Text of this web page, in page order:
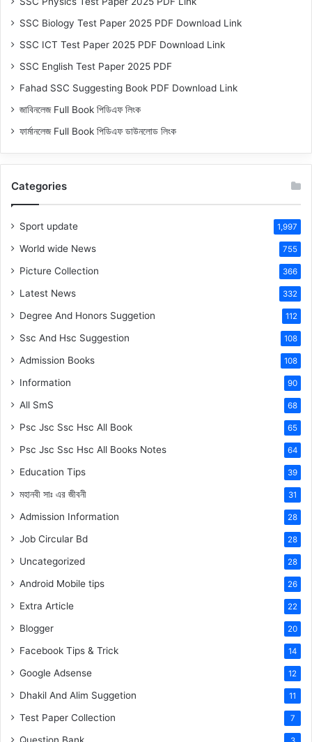
SSC Biology Test Paper 2025 PDF Download Link
SSC ICT Test Paper 2025 PDF Download Link
SSC English Test Paper 2025 PDF
Fahad SSC Suggesting Book PDF Download Link
জাবিনলেজ Full Book পিডিএফ লিংক
ফার্মানলেজ Full Book পিডিএফ ডাউনলোড লিংক
Categories
Sport update 1,997
World wide News 755
Picture Collection 366
Latest News 332
Degree And Honors Suggetion 112
Ssc And Hsc Suggestion 108
Admission Books 108
Information 90
All SmS 68
Psc Jsc Ssc Hsc All Book 65
Psc Jsc Ssc Hsc All Books Notes 64
Education Tips 39
মহানবী সাঃ এর জীবনী 31
Admission Information 28
Job Circular Bd 28
Uncategorized 28
Android Mobile tips 26
Extra Article 22
Blogger 20
Facebook Tips & Trick 14
Google Adsense 12
Dhakil And Alim Suggetion 11
Test Paper Collection 7